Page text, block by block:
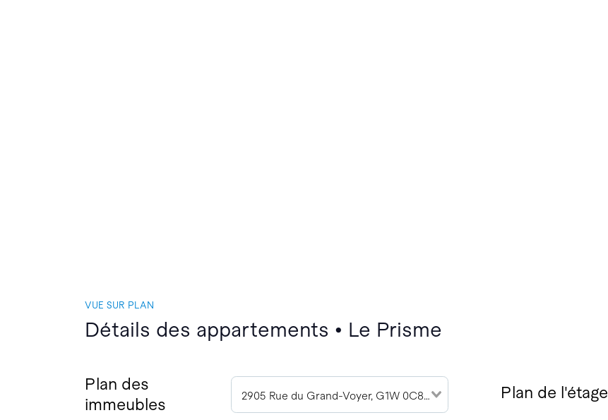
VUE SUR PLAN
Détails des appartements • Le Prisme
Plan des
immeubles
2905 Rue du Grand-Voyer, G1W 0C8 (3) Plan de l'étage